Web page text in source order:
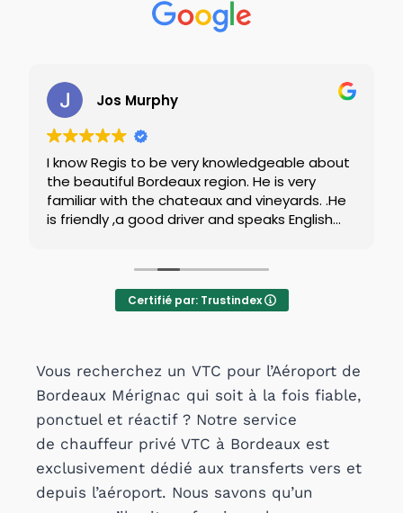
Jos Murphy
I know Regis to be very knowledgeable about
the beautiful Bordeaux region. He is very
familiar with the chateaux and vineyards. .He
is friendly ,a good driver and speaks English
Certifié par: Trustindex
Vous recherchez un VTC pour l’Aéroport de
Bordeaux Mérignac qui soit à la fois fiable,
ponctuel et réactif ? Notre service
de chauffeur privé VTC à Bordeaux est
exclusivement dédié aux transferts vers et
depuis l’aéroport. Nous savons qu’un